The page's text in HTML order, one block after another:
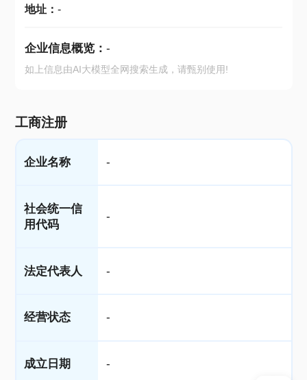
地址： -
企业信息概览： -
如上信息由AI大模型全网搜索生成，请甄别使用!
工商注册
企业名称 -
社会统一信
用代码
-
法定代表人 -
经营状态 -
成立日期 -